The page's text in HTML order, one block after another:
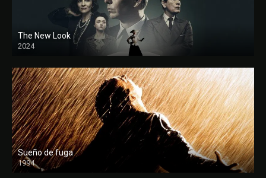
The New Look
2024
Sueño de fuga
1994
FULL HD